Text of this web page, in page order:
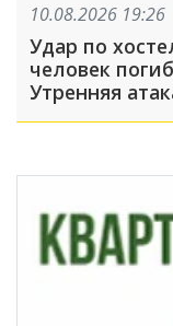
10.08.2026 19:26
Удар по
человек
Утренняя
на Татарстан